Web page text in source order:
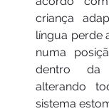
criança
língua perde
numa
dentro da
alterando
sistema